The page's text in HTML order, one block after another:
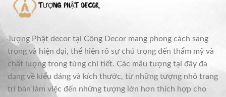
Tượng Phật decor tại Công Decor mang phong cách sang
trọng và hiện đại, thể hiện rõ sự chú trọng đến thẩm mỹ và
chất lượng trong từng chi tiết. Các mẫu tượng tại đây đa
dạng về kiểu dáng và kích thước, từ những tượng nhỏ trang
trí bàn làm việc đến những tượng lớn hơn thích hợp cho